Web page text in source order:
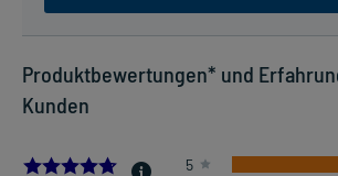
Produktbewertungen* und
Kunden
4.7 5